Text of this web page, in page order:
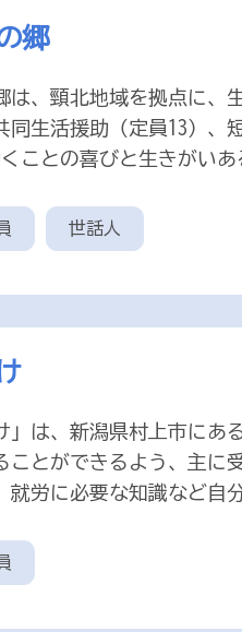
郷
は、頸北地域を拠点に、
同生活援助（定員13）、
との喜びと生きがいあ
世話人
」は、新潟県村上市に
ことができるよう、主に
就労に必要な知識など自